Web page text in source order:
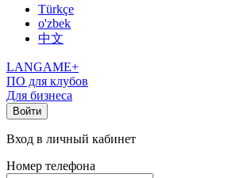
Türkçe
o'zbek
中文
LANGAME+
ПО для клубов
Для бизнеса
Войти
Вход в личный кабинет
Номер телефона